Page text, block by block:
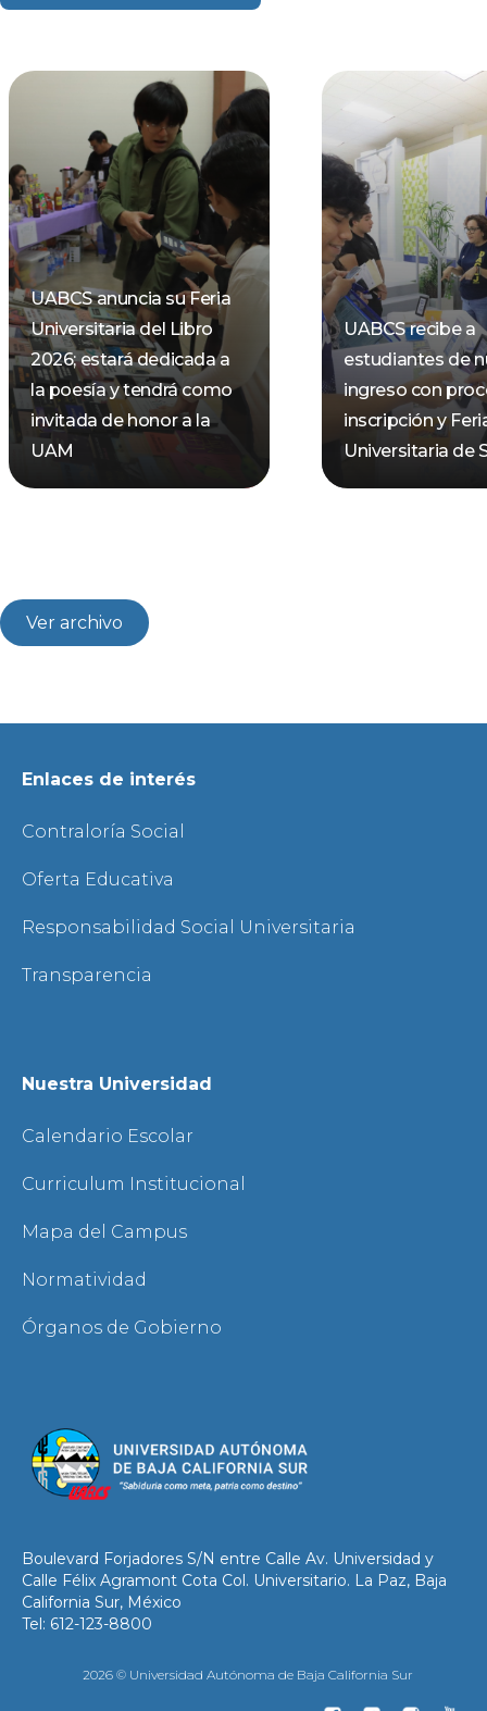
UABCS anuncia su Feria
Universitaria del Libro
2026; estará dedicada a
la poesía y tendrá como
invitada de honor a la
UAM
UABCS recibe a
estudiantes de
ingreso con
inscripción y
Universitaria de
Ver archivo
Enlaces de interés
Contraloría Social
Oferta Educativa
Responsabilidad Social Universitaria
Transparencia
Nuestra Universidad
Calendario Escolar
Curriculum Institucional
Mapa del Campus
Normatividad
Órganos de Gobierno
Boulevard Forjadores S/N entre Calle Av. Universidad y
Calle Félix Agramont Cota Col. Universitario. La Paz, Baja
California Sur, México
Tel: 612-123-8800
2026 © Universidad Autónoma de Baja California Sur